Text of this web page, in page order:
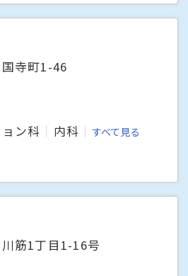
寺町1-46
ン科
内科 すべて見る
筋1丁目1-16号